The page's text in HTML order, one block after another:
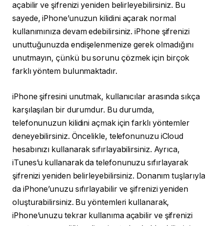
açabilir ve şifrenizi yeniden belirleyebilirsiniz. Bu
sayede, iPhone’unuzun kilidini açarak normal
kullanımınıza devam edebilirsiniz. iPhone şifrenizi
unuttuğunuzda endişelenmenize gerek olmadığını
unutmayın, çünkü bu sorunu çözmek için birçok
farklı yöntem bulunmaktadır.
iPhone şifresini unutmak, kullanıcılar arasında sıkça
karşılaşılan bir durumdur. Bu durumda,
telefonunuzun kilidini açmak için farklı yöntemler
deneyebilirsiniz. Öncelikle, telefonunuzu iCloud
hesabınızı kullanarak sıfırlayabilirsiniz. Ayrıca,
iTunes’u kullanarak da telefonunuzu sıfırlayarak
şifrenizi yeniden belirleyebilirsiniz. Donanım tuşlarıyla
da iPhone’unuzu sıfırlayabilir ve şifrenizi yeniden
oluşturabilirsiniz. Bu yöntemleri kullanarak,
iPhone’unuzu tekrar kullanıma açabilir ve şifrenizi